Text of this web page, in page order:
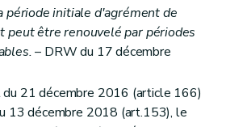
période initiale d'agrément de
peut être renouvelé par périodes
– DRW du 17 décembre
du 21 décembre 2016 (article 166)
13 décembre 2018 (art.153), le